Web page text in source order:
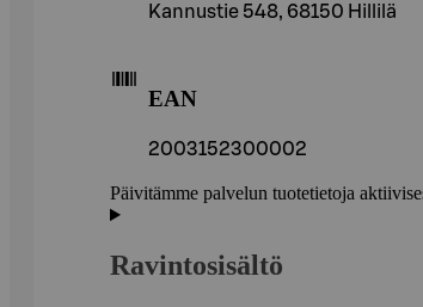
Kannustie 548, 68150 Hillilä
EAN
2003152300002
Päivitämme palvelun tuotetietoja
Ravintosisältö